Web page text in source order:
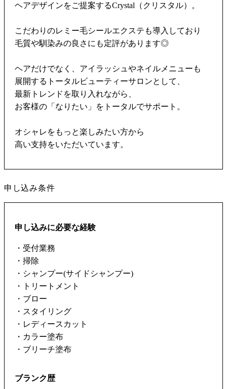
ヘアデザインをご提案するCrystal（クリスタル）。
こだわりのレミー毛シールエクステも導入しており
毛質や馴染みの良さにも定評があります◎
ヘアだけでなく、アイラッシュやネイルメニューも
展開するトータルビューティーサロンとして、
最新トレンドを取り入れながら、
お客様の「なりたい」をトータルでサポート。
オシャレをもっと楽しみたい方から
高い支持をいただいています。
申し込み条件
申し込みに必要な経験
・受付業務
・掃除
・シャンプー(サイドシャンプー)
・トリートメント
・ブロー
・スタイリング
・レディースカット
・カラー塗布
・ブリーチ塗布
ブランク歴